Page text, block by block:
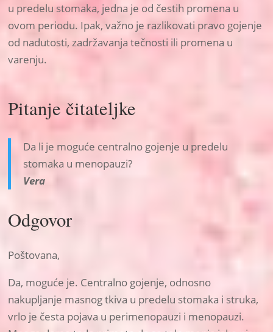
u predelu stomaka, jedna je od čestih promena u
ovom periodu. Ipak, važno je razlikovati pravo gojenje
od nadutosti, zadržavanja tečnosti ili promena u
varenju.
Pitanje čitateljke
Da li je moguće centralno gojenje u predelu
stomaka u menopauzi?
Vera
Odgovor
Poštovana,
Da, moguće je. Centralno gojenje, odnosno
nakupljanje masnog tkiva u predelu stomaka i struka,
vrlo je česta pojava u perimenopauzi i menopauzi.